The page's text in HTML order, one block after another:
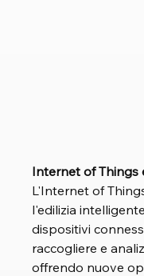
Internet of Things
L'Internet of
l'edilizia
dispositivi
raccogliere e
offrendo nuove